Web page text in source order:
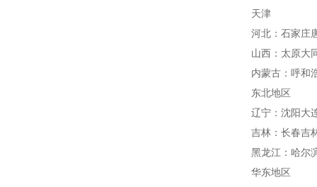
天津
河北：石家庄
山西：太原大
内蒙古：呼和
东北地区
辽宁：沈阳大
吉林：长春吉
黑龙江：哈尔
华东地区